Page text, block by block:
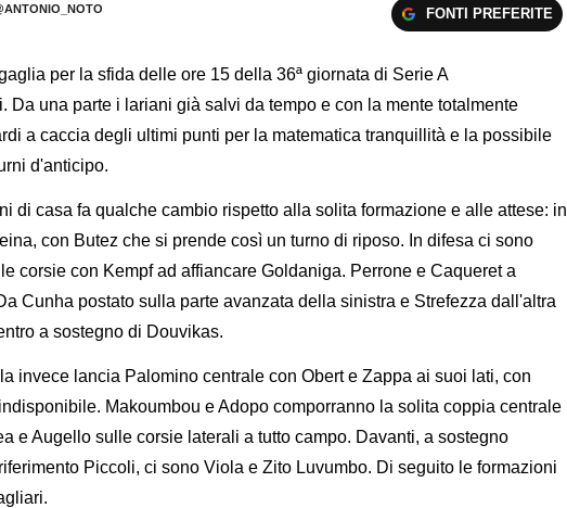
FONTI PREFERITE
per la sfida delle ore 15 della 36ª giornata di Serie A
Da una parte i lariani già salvi da tempo e con la mente totalmente
a caccia degli ultimi punti per la matematica tranquillità e la possibile
d'anticipo.
di casa fa qualche cambio rispetto alla solita formazione e alle attese: in
con Butez che si prende così un turno di riposo. In difesa ci sono
corsie con Kempf ad affiancare Goldaniga. Perrone e Caqueret a
Cunha postato sulla parte avanzata della sinistra e Strefezza dall'altra
a sostegno di Douvikas.
invece lancia Palomino centrale con Obert e Zappa ai suoi lati, con
Makoumbou e Adopo comporranno la solita coppia centrale
e Augello sulle corsie laterali a tutto campo. Davanti, a sostegno
Piccoli, ci sono Viola e Zito Luvumbo. Di seguito le formazioni